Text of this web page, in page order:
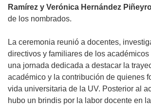
Ramírez y Verónica Hernández
de los nombrados.
La ceremonia reunió a docentes,
directivos y familiares de los
una jornada dedicada a destacar la
académico y la contribución de quienes
vida universitaria de la UV. Posterior al
hubo un brindis por la labor docente en